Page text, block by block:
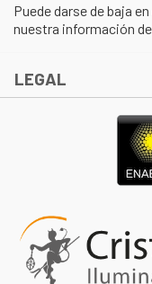
Puede darse de baja
nuestra información
LEGAL